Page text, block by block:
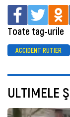
Toate tag-urile
ACCIDENT RUTIER
ULTIMELE